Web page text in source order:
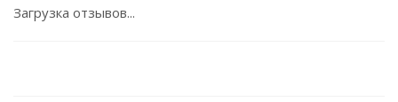
Загрузка отзывов...